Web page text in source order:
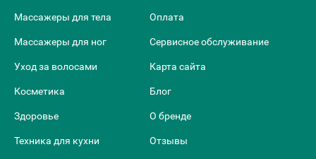
Массажеры для тела
Массажеры для ног
Уход за волосами
Косметика
Здоровье
Техника для кухни
Оплата
Сервисное обслуживание
Карта сайта
Блог
О бренде
Отзывы